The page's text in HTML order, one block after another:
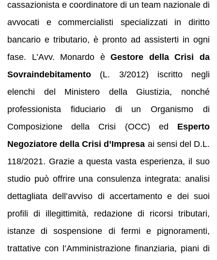
cassazionista e coordinatore di un team nazionale di
avvocati e commercialisti specializzati in diritto
bancario e tributario, è pronto ad assisterti in ogni
fase. L’Avv. Monardo èGestore della Crisi da
Sovraindebitamento (L. 3/2012) iscritto negli
elenchi del Ministero della Giustizia, nonché
professionista fiduciario di un Organismo di
Composizione della Crisi (OCC) ed Esperto
Negoziatore della Crisi d’Impresa ai sensi del D.L.
118/2021. Grazie a questa vasta esperienza, il suo
studio può offrire una consulenza integrata: analisi
dettagliata dell’avviso di accertamento e dei suoi
profili di illegittimità, redazione di ricorsi tributari,
istanze di sospensione di fermi e pignoramenti,
trattative con l’Amministrazione finanziaria, piani di